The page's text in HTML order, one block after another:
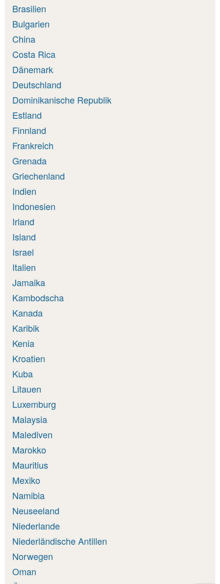
Brasilien
Bulgarien
China
Costa Rica
Dänemark
Deutschland
Dominikanische Republik
Estland
Finnland
Frankreich
Grenada
Griechenland
Indien
Indonesien
Irland
Island
Israel
Italien
Jamaika
Kambodscha
Kanada
Karibik
Kenia
Kroatien
Kuba
Litauen
Luxemburg
Malaysia
Malediven
Marokko
Mauritius
Mexiko
Namibia
Neuseeland
Niederlande
Niederländische Antillen
Norwegen
Oman